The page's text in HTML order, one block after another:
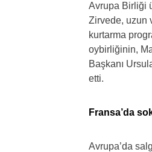
Avrupa Birliği
Zirvede, uzun
kurtarma
oybirliğinin,
Başkanı
etti.
Fransa’da
Avrupa’da